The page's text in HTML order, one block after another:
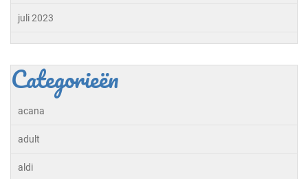
juli 2023
Categorieën
acana
adult
aldi